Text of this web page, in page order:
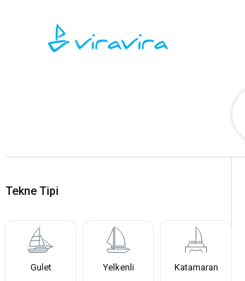
Tekne Tipi
Gulet
Yelkenli
Katamaran